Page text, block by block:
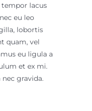
lacus
eu leo
lobortis
quam, vel
eu ligula a
et ex mi.
nec gravida.